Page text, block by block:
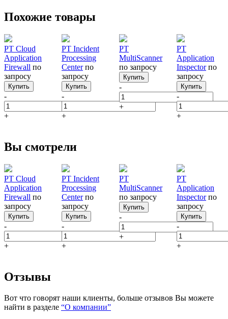
Похожие товары
PT Cloud
Application
Firewall по
запросу
Купить
-
+
PT Incident
Processing
Center по
запросу
Купить
-
+
PT
MultiScanner
по запросу
Купить
-
+
PT
Application
Inspector по
запросу
Купить
-
+
Вы смотрели
PT Cloud
Application
Firewall по
запросу
Купить
-
+
PT Incident
Processing
Center по
запросу
Купить
-
+
PT
MultiScanner
по запросу
Купить
-
+
PT
Application
Inspector по
запросу
Купить
-
+
Отзывы
Вот что говорят наши клиенты, больше отзывов Вы можете
найти в разделе “О компании”